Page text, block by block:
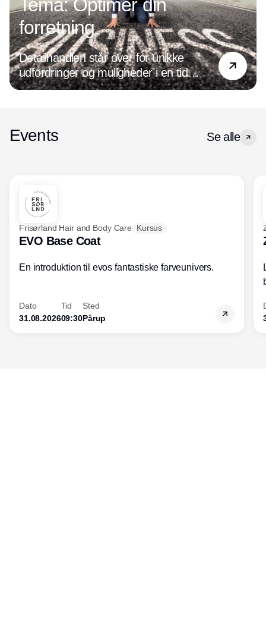
Tema: Optimer din
forretning
Detailhandlen står over for unikke
udfordringer og muligheder i en tid
præget af digital transformation og
de nyeste tendenser og holde øje med
kundeoplevelsen, øges salget og
indtjeningen.
Events Se alle
Frisørland Hair and Body Care Kursus
EVO Base Coat
En introduktion til evos fantastiske farveunivers.
Dato
31.08.2026
Tid
09:30
Sted
Pårup